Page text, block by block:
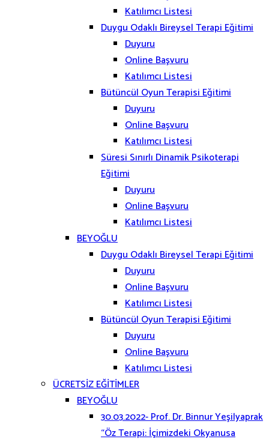
Katılımcı Listesi
Duygu Odaklı Bireysel Terapi Eğitimi
Duyuru
Online Başvuru
Katılımcı Listesi
Bütüncül Oyun Terapisi Eğitimi
Duyuru
Online Başvuru
Katılımcı Listesi
Süresi Sınırlı Dinamik Psikoterapi
Eğitimi
Duyuru
Online Başvuru
Katılımcı Listesi
BEYOĞLU
Duygu Odaklı Bireysel Terapi Eğitimi
Duyuru
Online Başvuru
Katılımcı Listesi
Bütüncül Oyun Terapisi Eğitimi
Duyuru
Online Başvuru
Katılımcı Listesi
ÜCRETSİZ EĞİTİMLER
BEYOĞLU
30.03.2022- Prof. Dr. Binnur Yeşilyaprak
“Öz Terapi: İçimizdeki Okyanusa